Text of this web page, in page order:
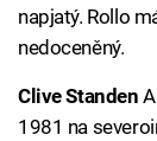
napjatý. Rollo
nedoceněný.
Clive Standen
1981 na